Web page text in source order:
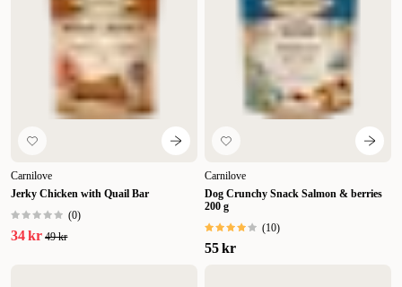
Carnilove
Jerky Chicken with Quail Bar
(0)
34 kr 49 kr
Carnilove
Dog Crunchy Snack Salmon & berries
200 g
(10)
55 kr